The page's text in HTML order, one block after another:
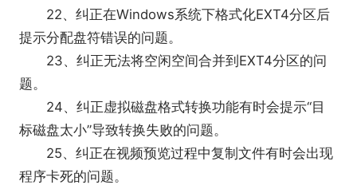
22、纠正在Windows系统下格式化EXT4分区后
提示分配盘符错误的问题。
23、纠正无法将空闲空间合并到EXT4分区的问
题。
24、纠正虚拟磁盘格式转换功能有时会提示“目
标磁盘太小”导致转换失败的问题。
25、纠正在视频预览过程中复制文件有时会出现
程序卡死的问题。